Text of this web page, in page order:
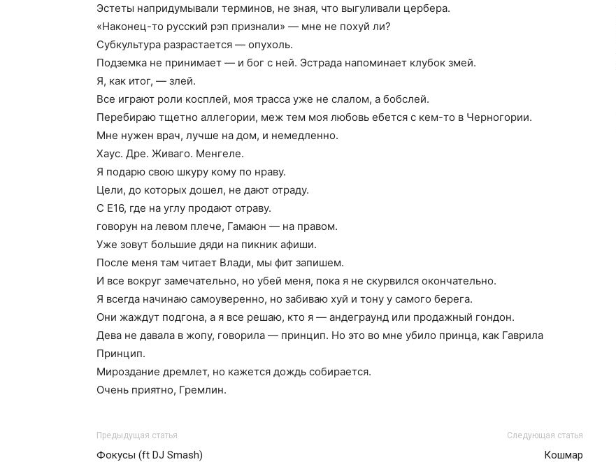
Эстеты напридумывали терминов, не зная, что выгуливали цербера.
«Наконец-то русский рэп признали» — мне не похуй ли?
Субкультура разрастается — опухоль.
Подземка не принимает — и бог с ней. Эстрада напоминает клубок змей.
Я, как итог, — злей.
Все играют роли косплей, моя трасса уже не слалом, а бобслей.
Перебираю тщетно аллегории, меж тем моя любовь ебется с кем-то в Черногории.
Мне нужен врач, лучше на дом, и немедленно.
Хаус. Дре. Живаго. Менгеле.
Я подарю свою шкуру кому по нраву.
Цели, до которых дошел, не дают отраду.
С Е16, где на углу продают отраву.
говорун на левом плече, Гамаюн — на правом.
Уже зовут большие дяди на пикник афиши.
После меня там читает Влади, мы фит запишем.
И все вокруг замечательно, но убей меня, пока я не скурвился окончательно.
Я всегда начинаю самоуверенно, но забиваю хуй и тону у самого берега.
Они жаждут подгона, а я все решаю, кто я — андеграунд или продажный гондон.
Дева не давала в жопу, говорила — принцип. Но это во мне убило принца, как Гаврила
Принцип.
Мироздание дремлет, но кажется дождь собирается.
Очень приятно, Гремлин.
Предыдущая статья
Фокусы (ft DJ Smash)
Следующая статья
Кошмар